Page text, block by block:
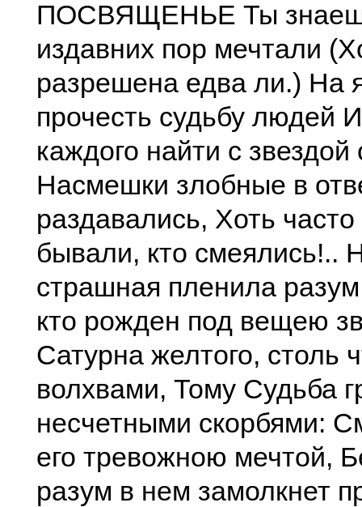
ПОСВЯЩЕНЬЕ Ты
издавних пор мечтали
разрешена едва ли.) На
прочесть судьбу людей
каждого найти с звездой
Насмешки злобные в
раздавались, Хоть
бывали, кто смеялись!..
страшная пленила
кто рожден под вещею
Сатурна желтого, столь
волхвами, Тому Судьба
несчетными скорбями:
его тревожною мечтой,
разум в нем замолкнет